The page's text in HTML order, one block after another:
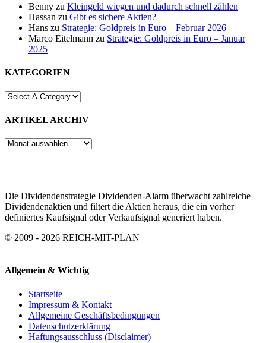
Benny zu Kleingeld wiegen und dadurch schnell zählen
Hassan zu Gibt es sichere Aktien?
Hans zu Strategie: Goldpreis in Euro – Februar 2026
Marco Eitelmann zu Strategie: Goldpreis in Euro – Januar
2025
KATEGORIEN
ARTIKEL ARCHIV
ARTIKEL
Die Dividendenstrategie Dividenden-Alarm überwacht zahlreiche
Dividendenaktien und filtert die Aktien heraus, die ein vorher
definiertes Kaufsignal oder Verkaufsignal generiert haben.
© 2009 - 2026 REICH-MIT-PLAN
Allgemein & Wichtig
Startseite
Impressum & Kontakt
Allgemeine Geschäftsbedingungen
Datenschutzerklärung
Haftungsausschluss (Disclaimer)